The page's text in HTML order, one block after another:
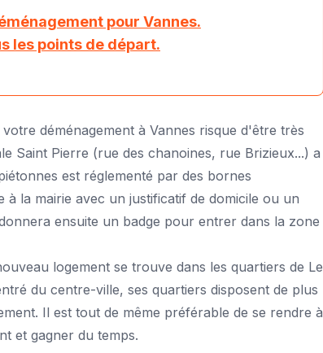
pour Vannes.
les points de départ.
déménagement à Vannes risque d'être très
Saint Pierre (rue des chanoines, rue Brizieux...) a
est réglementé par des bornes
la mairie avec un justificatif de domicile ou un
ensuite un badge pour entrer dans la zone
logement se trouve dans les quartiers de Le
du centre-ville, ses quartiers disposent de plus
Il est tout de même préférable de se rendre à
et gagner du temps.